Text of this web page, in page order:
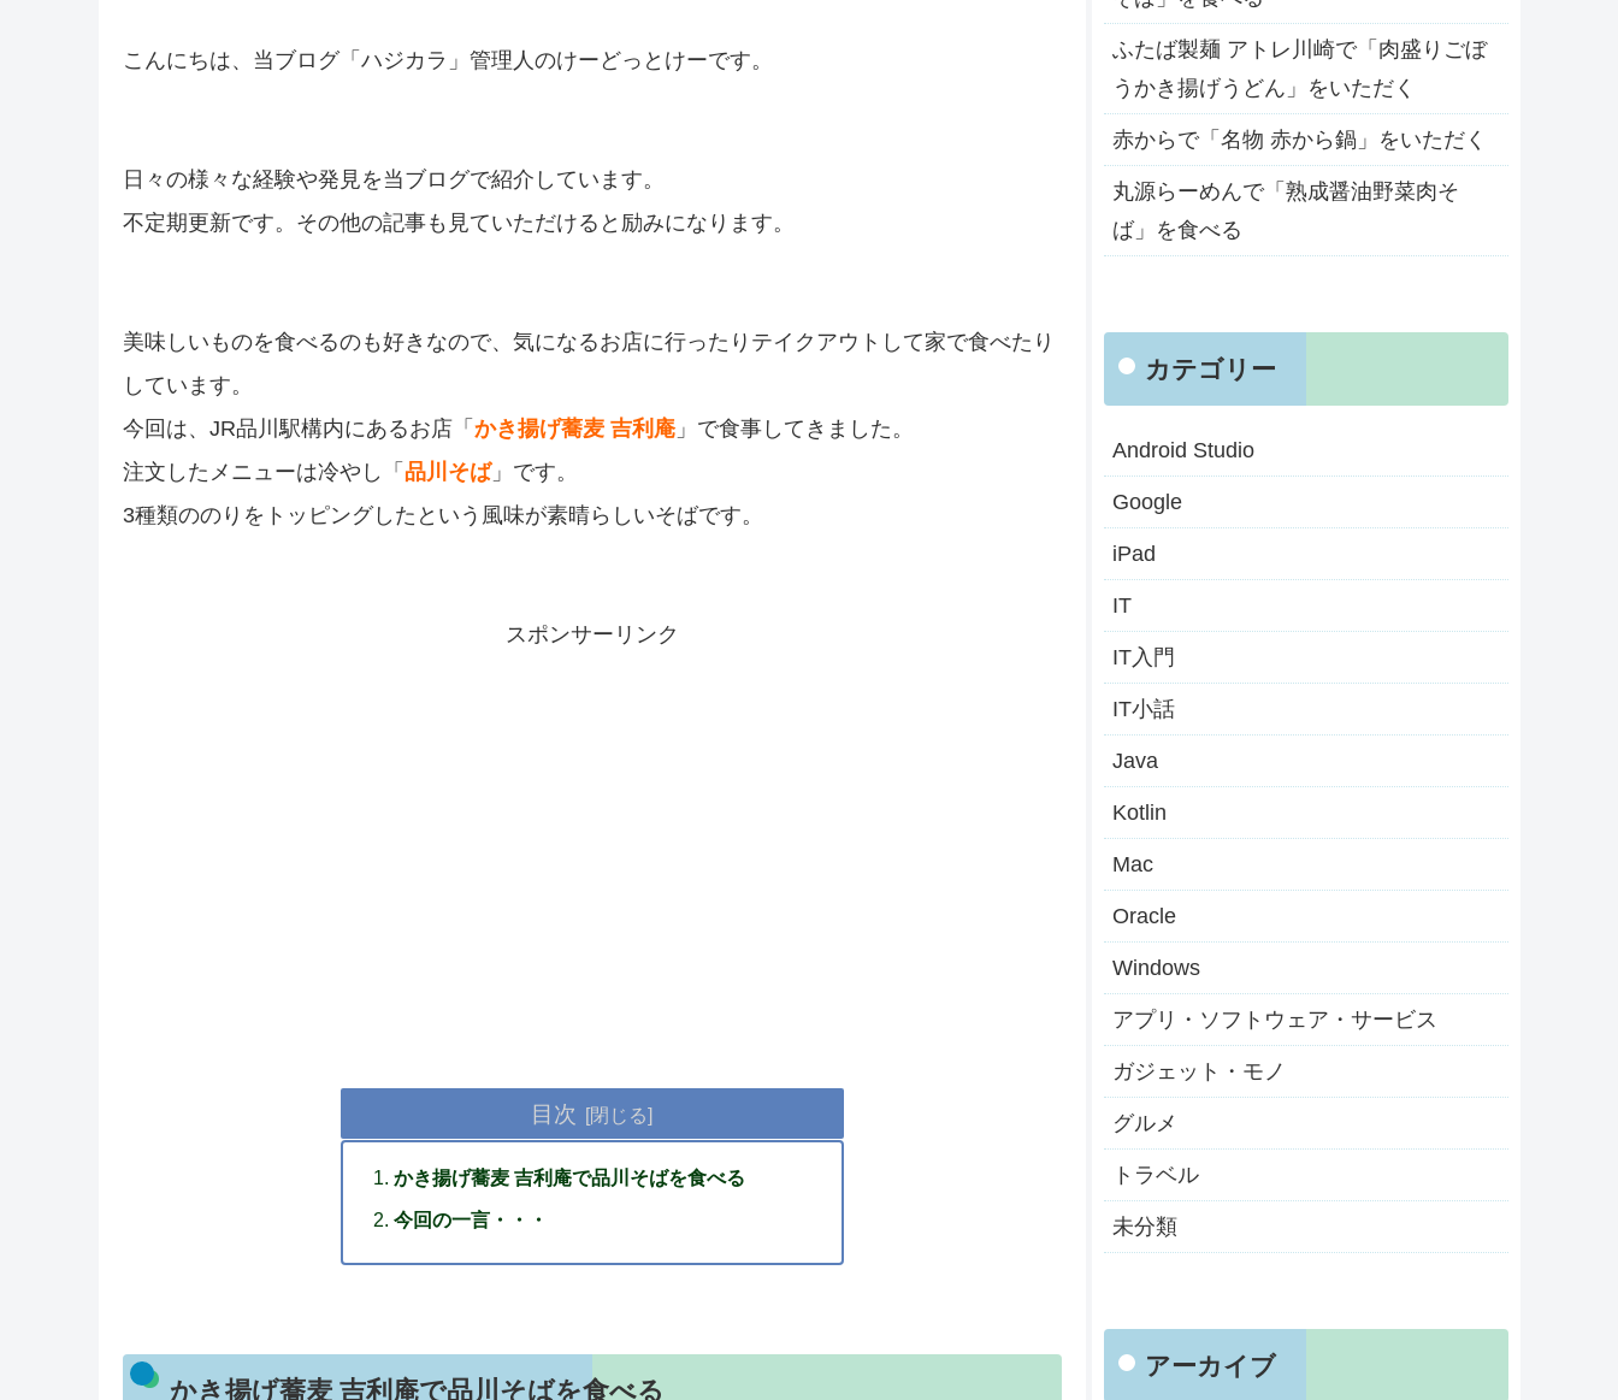
こんにちは、当ブログ「ハジカラ」管理人のけーどっとけーです。
日々の様々な経験や発見を当ブログで紹介しています。
不定期更新です。その他の記事も見ていただけると励みになります。
美味しいものを食べるのも好きなので、気になるお店に行ったりテイクアウトして家で食べたり
しています。
今回は、JR品川駅構内にあるお店「 かき揚げ蕎麦 吉利庵」で食事してきました。
注文したメニューは冷やし「 品川そば」です。
3種類ののりをトッピングしたという風味が素晴らしいそばです。
スポンサーリンク
目次
かき揚げ蕎麦 吉利庵で品川そばを食べる
今回の一言・・・
かき揚げ蕎麦 吉利庵で品川そばを食べる
ふたば製麺 アトレ川崎で「肉盛りごぼ
うかき揚げうどん」をいただく
赤からで「名物 赤から鍋」をいただく
丸源らーめんで「熟成醤油野菜肉そ
ば」を食べる
カテゴリー
Android Studio
Google
iPad
IT
IT入門
IT小話
Java
Kotlin
Mac
Oracle
Windows
アプリ・ソフトウェア・サービス
ガジェット・モノ
グルメ
トラベル
未分類
アーカイブ